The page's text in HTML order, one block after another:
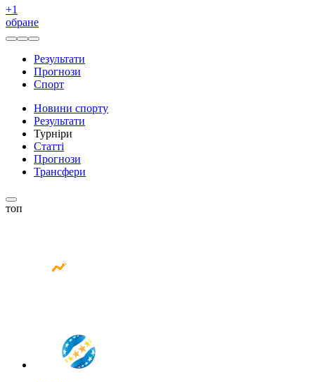
+1
обране
Результати
Прогнози
Спорт
Новини спорту
Результати
Турніри
Статті
Прогнози
Трансфери
топ